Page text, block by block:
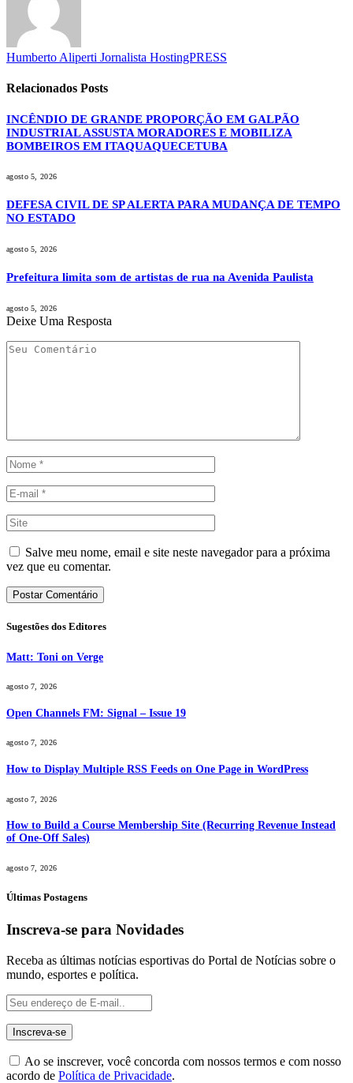
Humberto Aliperti Jornalista HostingPRESS
Relacionados Posts
INCÊNDIO DE GRANDE PROPORÇÃO EM GALPÃO
INDUSTRIAL ASSUSTA MORADORES E MOBILIZA
BOMBEIROS EM ITAQUAQUECETUBA
agosto 5, 2026
DEFESA CIVIL DE SP ALERTA PARA MUDANÇA DE TEMPO
NO ESTADO
agosto 5, 2026
Prefeitura limita som de artistas de rua na Avenida Paulista
agosto 5, 2026
Deixe Uma Resposta
Salve meu nome, email e site neste navegador para a próxima
vez que eu comentar.
Sugestões dos Editores
Matt: Toni on Verge
agosto 7, 2026
Open Channels FM: Signal – Issue 19
agosto 7, 2026
How to Display Multiple RSS Feeds on One Page in WordPress
agosto 7, 2026
How to Build a Course Membership Site (Recurring Revenue Instead
of One-Off Sales)
agosto 7, 2026
Últimas Postagens
Inscreva-se para Novidades
Receba as últimas notícias esportivas do Portal de Notícias sobre o
mundo, esportes e política.
Ao se inscrever, você concorda com nossos termos e com nosso
acordo de Política de Privacidade.